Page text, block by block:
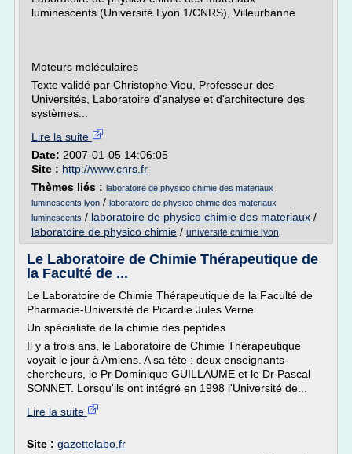
luminescents (Université Lyon 1/CNRS), Villeurbanne
Moteurs moléculaires
Texte validé par Christophe Vieu, Professeur des
Universités, Laboratoire d'analyse et d'architecture des
systèmes...
Lire la suite
Date: 2007-01-05 14:06:05
Site : http://www.cnrs.fr
Thèmes liés : laboratoire de physico chimie des materiaux
luminescents lyon / laboratoire de physico chimie des materiaux
luminescents / laboratoire de physico chimie des materiaux /
laboratoire de physico chimie / universite chimie lyon
Le Laboratoire de Chimie Thérapeutique de
la Faculté de ...
Le Laboratoire de Chimie Thérapeutique de la Faculté de
Pharmacie-Université de Picardie Jules Verne
Un spécialiste de la chimie des peptides
Il y a trois ans, le Laboratoire de Chimie Thérapeutique
voyait le jour à Amiens. A sa tête : deux enseignants-
chercheurs, le Pr Dominique GUILLAUME et le Dr Pascal
SONNET. Lorsqu'ils ont intégré en 1998 l'Université de...
Lire la suite
Site : gazettelabo.fr